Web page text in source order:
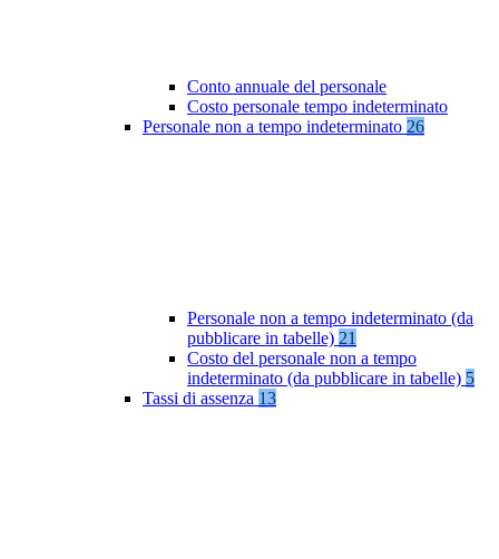
Conto annuale del personale
Costo personale tempo indeterminato
Personale non a tempo indeterminato 26
Personale non a tempo indeterminato (da
pubblicare in tabelle) 21
Costo del personale non a tempo
indeterminato (da pubblicare in tabelle) 5
Tassi di assenza 13